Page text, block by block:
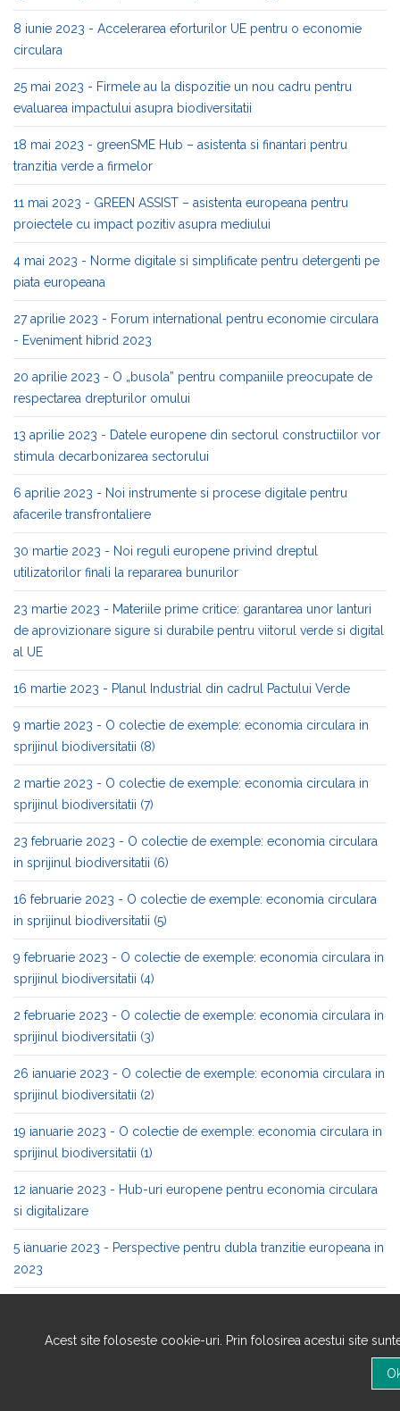
8 iunie 2023 - Accelerarea eforturilor UE pentru o economie
circulara
25 mai 2023 - Firmele au la dispozitie un nou cadru pentru
evaluarea impactului asupra biodiversitatii
18 mai 2023 - greenSME Hub – asistenta si finantari pentru
tranzitia verde a firmelor
11 mai 2023 - GREEN ASSIST – asistenta europeana pentru
proiectele cu impact pozitiv asupra mediului
4 mai 2023 - Norme digitale si simplificate pentru detergenti pe
piata europeana
27 aprilie 2023 - Forum international pentru economie circulara
- Eveniment hibrid 2023
20 aprilie 2023 - O „busola” pentru companiile preocupate de
respectarea drepturilor omului
13 aprilie 2023 - Datele europene din sectorul constructiilor vor
stimula decarbonizarea sectorului
6 aprilie 2023 - Noi instrumente si procese digitale pentru
afacerile transfrontaliere
30 martie 2023 - Noi reguli europene privind dreptul
utilizatorilor finali la repararea bunurilor
23 martie 2023 - Materiile prime critice: garantarea unor lanturi
de aprovizionare sigure si durabile pentru viitorul verde si digital
al UE
16 martie 2023 - Planul Industrial din cadrul Pactului Verde
9 martie 2023 - O colectie de exemple: economia circulara in
sprijinul biodiversitatii (8)
2 martie 2023 - O colectie de exemple: economia circulara in
sprijinul biodiversitatii (7)
23 februarie 2023 - O colectie de exemple: economia circulara
in sprijinul biodiversitatii (6)
16 februarie 2023 - O colectie de exemple: economia circulara
in sprijinul biodiversitatii (5)
9 februarie 2023 - O colectie de exemple: economia circulara in
sprijinul biodiversitatii (4)
2 februarie 2023 - O colectie de exemple: economia circulara in
sprijinul biodiversitatii (3)
26 ianuarie 2023 - O colectie de exemple: economia circulara in
sprijinul biodiversitatii (2)
19 ianuarie 2023 - O colectie de exemple: economia circulara in
sprijinul biodiversitatii (1)
12 ianuarie 2023 - Hub-uri europene pentru economia circulara
si digitalizare
5 ianuarie 2023 - Perspective pentru dubla tranzitie europeana in
2023
Acest site foloseste cookie-uri. Prin folosirea acestui site